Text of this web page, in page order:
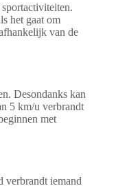
het gaat om
van de
Desondanks kan
5 km/u verbrandt
met
verbrandt iemand